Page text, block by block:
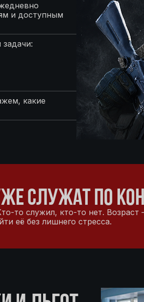
и доступным
какие
СЛУЖАТ ПО
то служил, кто-то нет.
её без лишнего стресса.